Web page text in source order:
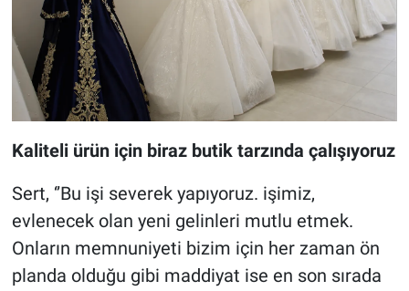
Kaliteli ürün için biraz butik tarzında çalışıyoruz
Sert, ‘’Bu işi severek yapıyoruz. işimiz,
evlenecek olan yeni gelinleri mutlu etmek.
Onların memnuniyeti bizim için her zaman ön
planda olduğu gibi maddiyat ise en son sırada